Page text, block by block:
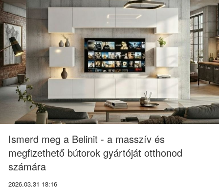
Ismerd meg a Belinit - a masszív és
megfizethető bútorok gyártóját otthonod
számára
2026.03.31 18:16